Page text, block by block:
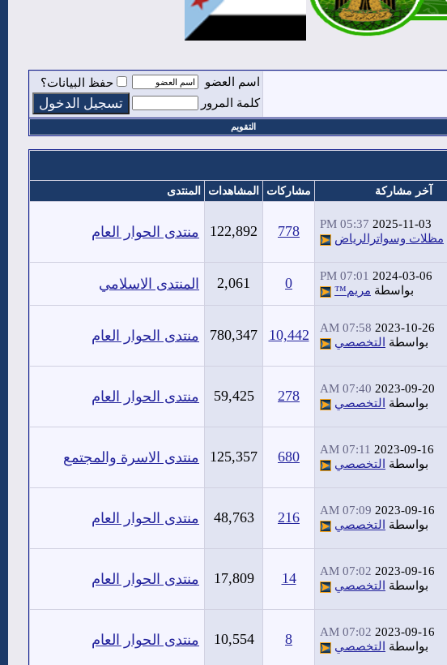
اسم العضو
حفظ البيانات؟
كلمة المرور
التقويم
آخر مشاركة مشاركات المشاهدات المنتدى
2025-11-03
05:37 PM
مظلات وسواترالرياض 778
122,892 منتدى الحوار العام
2024-03-06
07:01 PM
بواسطة مريم™ 0
2,061 المنتدى الاسلامي
2023-10-26
07:58 AM
بواسطة
التخصصي 10,442
780,347 منتدى الحوار العام
2023-09-20
07:40 AM
بواسطة
التخصصي 278
59,425 منتدى الحوار العام
2023-09-16
07:11 AM
بواسطة
التخصصي 680
125,357 منتدى الاسرة والمجتمع
2023-09-16
07:09 AM
بواسطة
التخصصي 216
48,763 منتدى الحوار العام
2023-09-16
07:02 AM
بواسطة
التخصصي 14
17,809 منتدى الحوار العام
2023-09-16
07:02 AM
بواسطة
التخصصي 8
10,554 منتدى الحوار العام